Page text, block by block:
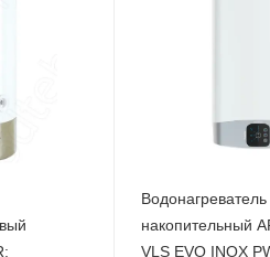
Водонагреватель
накопительный
VLS EVO INOX